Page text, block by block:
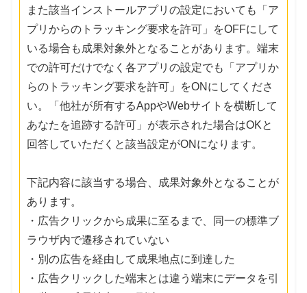
また該当インストールアプリの設定においても「ア
プリからのトラッキング要求を許可」をOFFにして
いる場合も成果対象外となることがあります。端末
での許可だけでなく各アプリの設定でも「アプリか
らのトラッキング要求を許可」をONにしてくださ
い。「他社が所有するAppやWebサイトを横断して
あなたを追跡する許可」が表示された場合はOKと
回答していただくと該当設定がONになります。
下記内容に該当する場合、成果対象外となることが
あります。
・広告クリックから成果に至るまで、同一の標準ブ
ラウザ内で遷移されていない
・別の広告を経由して成果地点に到達した
・広告クリックした端末とは違う端末にデータを引